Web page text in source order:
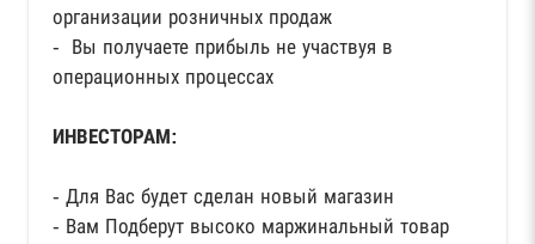
организации розничных продаж
- Вы получаете прибыль не участвуя в
операционных процессах
ИНВЕСТОРАМ:
- Для Вас будет сделан новый магазин
- Вам Подберут высоко маржинальный товар